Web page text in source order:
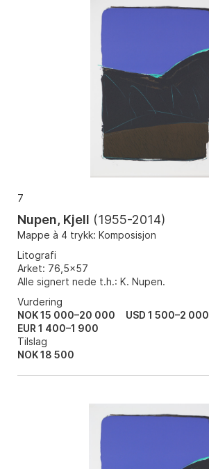
7
Nupen, Kjell (1955-2014)
Mappe à 4 trykk: Komposisjon
Litografi
Arket: 76,5x57
Alle signert nede t.h.: K. Nupen.
Vurdering
NOK 15 000–20 000
USD 1 500–2 000
EUR 1 400–1 900
Tilslag
NOK18 500